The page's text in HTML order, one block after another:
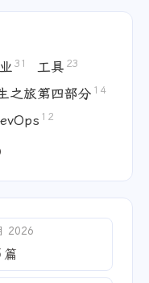
31 工具 23
之旅第四部分 14
12
2026
篇